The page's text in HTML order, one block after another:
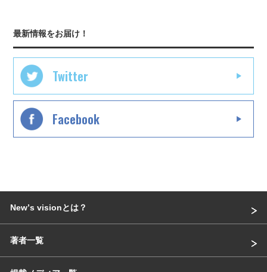
最新情報をお届け！
Twitter
Facebook
Newʼs visionとは？
著者一覧